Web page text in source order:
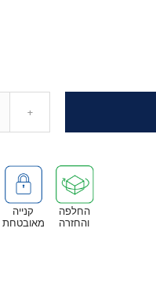
+
קנייה
מאובטחת
החלפה
והחזרה